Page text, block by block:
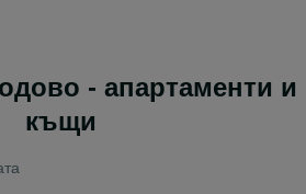
- апартаменти и
къщи